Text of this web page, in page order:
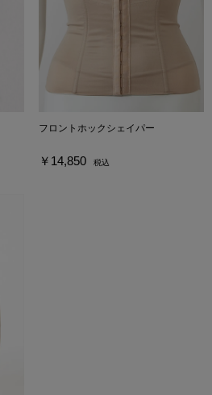
フロントホックシェイパー
￥14,850 税込